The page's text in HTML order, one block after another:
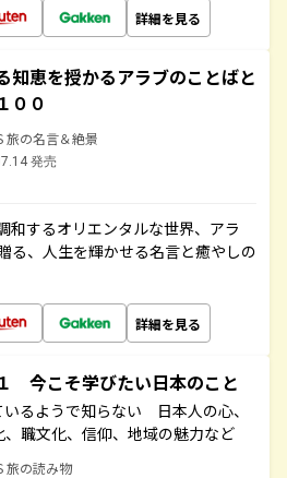
詳細を見る
知恵を授かるアラブのことばと
００
旅の名言＆絶景
発売
和するオリエンタルな世界、アラ
る、人生を輝かせる名言と癒やしの
詳細を見る
今こそ学びたい日本のこと
いるようで知らない 日本人の心、
、職文化、信仰、地域の魅力など
旅の読み物